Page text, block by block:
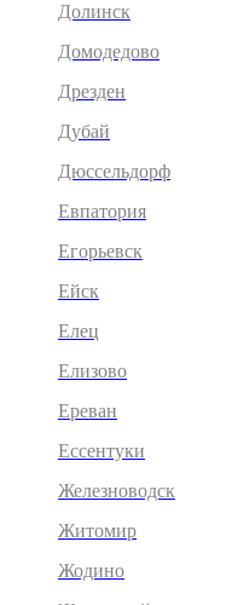
Долинск
Домодедово
Дрезден
Дубай
Дюссельдорф
Евпатория
Егорьевск
Ейск
Елец
Елизово
Ереван
Ессентуки
Железноводск
Житомир
Жодино